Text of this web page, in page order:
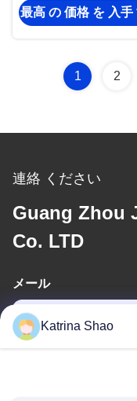
最高 の 価格 を 入手
1 2
連絡 ください
Guang Zhou
Co. LTD
メール
Katrina Shao